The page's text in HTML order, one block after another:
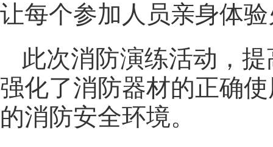
让每个参加人员亲身体
此次消防演练活动，
强化了消防器材的正确
的消防安全环境。